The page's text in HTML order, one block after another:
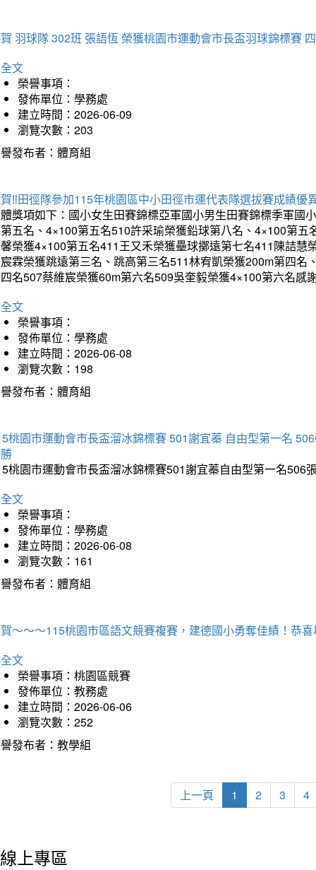
羽球隊 302班 張語恆 榮獲桃園市運動會市長盃羽球錦標賽
文
榮譽事項：
發佈單位：學務處
建立時間：2026-06-09
瀏覽次數：203
發布者：體育組
‼️田徑隊參加115年桃園區中小田徑市運代表隊選拔賽成績優
獎項如下：國小女生田賽錦標亞軍國小男生田賽錦標季軍國
五名、4×100第五名510許采瑜榮獲鉛球第八名、4×100第
榮獲4×100第五名411王又禾榮獲壘球擲遠第七名411陳詰
霖榮獲跳遠第三名、跳高第三名511林宥凱榮獲200m第四
名507蔡維宸榮獲60m第六名509吳奎毅榮獲4×100第六名
文
榮譽事項：
發佈單位：學務處
建立時間：2026-06-08
瀏覽次數：198
發布者：體育組
桃園市運動會市長盃溜冰錦標賽 501謝宜蓁 自由型第一名
桃園市運動會市長盃溜冰錦標賽501謝宜蓁自由型第一名
文
榮譽事項：
發佈單位：學務處
建立時間：2026-06-08
瀏覽次數：161
發布者：體育組
～～～115桃園市區語文競賽複賽，建德國小勇奪佳績！恭
文
榮譽事項：桃園區競賽
發佈單位：教務處
建立時間：2026-06-06
瀏覽次數：252
發布者：教學組
上一頁 1 2 3 4
線上專區